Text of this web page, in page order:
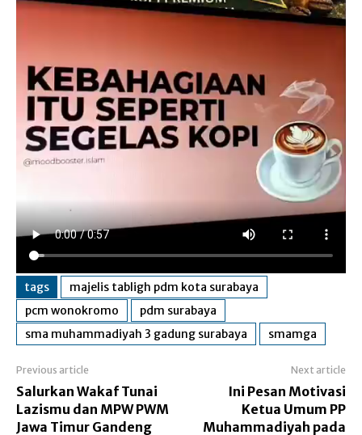
tags
majelis tabligh pdm kota surabaya
pcm wonokromo
pdm surabaya
sma muhammadiyah 3 gadung surabaya
smamga
Previous article
Salurkan Wakaf Tunai
Lazismu dan MPW PWM
Jawa Timur Gandeng
Next article
Ini Pesan Motivasi
Ketua Umum PP
Muhammadiyah pada